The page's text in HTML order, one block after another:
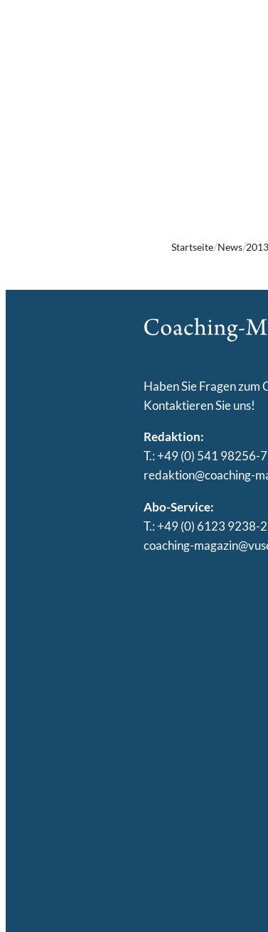
Startseite News 2013
Haben Sie Fragen zum
Kontaktieren Sie uns!
Redaktion:
T.: +49 (0) 541 98256-
redaktion@coaching-
Abo-Service:
T.: +49 (0) 6123 9238-
coaching-